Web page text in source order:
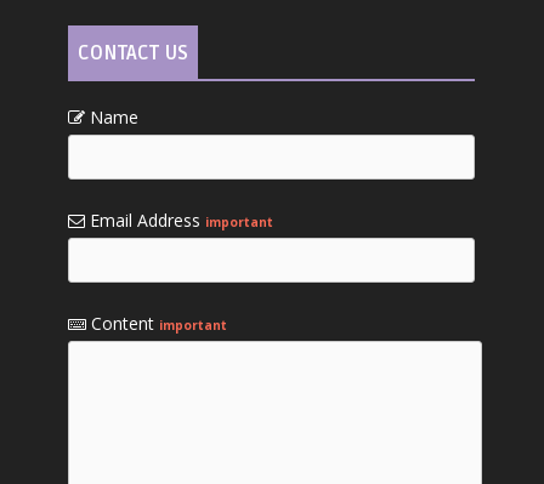
CONTACT US
Name
Email Address important
Content important